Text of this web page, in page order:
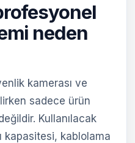
neden
kamerası ve
sadece ürün
Kullanılacak
kapasitesi, kablolama